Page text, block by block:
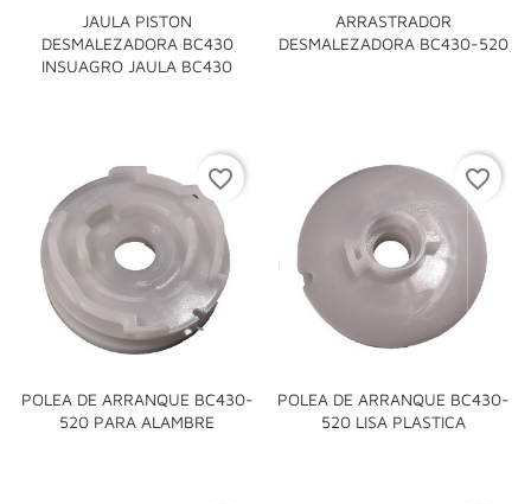
JAULA PISTON
DESMALEZADORA BC430
INSUAGRO JAULA BC430
ARRASTRADOR
DESMALEZADORA BC430-520
POLEA DE ARRANQUE BC430-
520 PARA ALAMBRE
favorite_border
POLEA DE ARRANQUE BC430-
520 LISA PLASTICA
favorite_border